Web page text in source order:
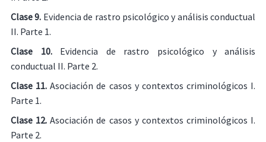
Clase 9. Evidencia de rastro psicológico y análisis conductual
II. Parte 1.
Clase 10. Evidencia de rastro psicológico y análisis
conductual II. Parte 2.
Clase 11.Asociación de casos y contextos criminológicos I.
Parte 1.
Clase 12. Asociación de casos y contextos criminológicos I.
Parte 2.